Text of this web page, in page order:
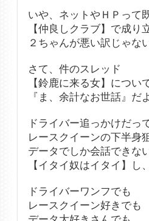
いや、ネットやＨＰって
【仲良しクラブ】で成り
２ちゃんが悪い訳じゃな
さて、件のスレッド
【鈴鹿に来る女】につい
『ま、余計なお世話』だ
ドライバー追っかけだっ
レースクイーンの下半身
データでしか会話できな
【イタイ奴はイタイ】し
ドライバーワンフでも
レースクイーン好きでも